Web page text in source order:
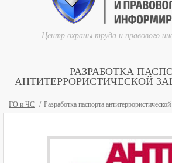
Центр охраны труда и правового
РАЗРАБОТКА
АНТИТЕРРОРИСТИЧЕСКОЙ
ГО и ЧС Разработка паспорта